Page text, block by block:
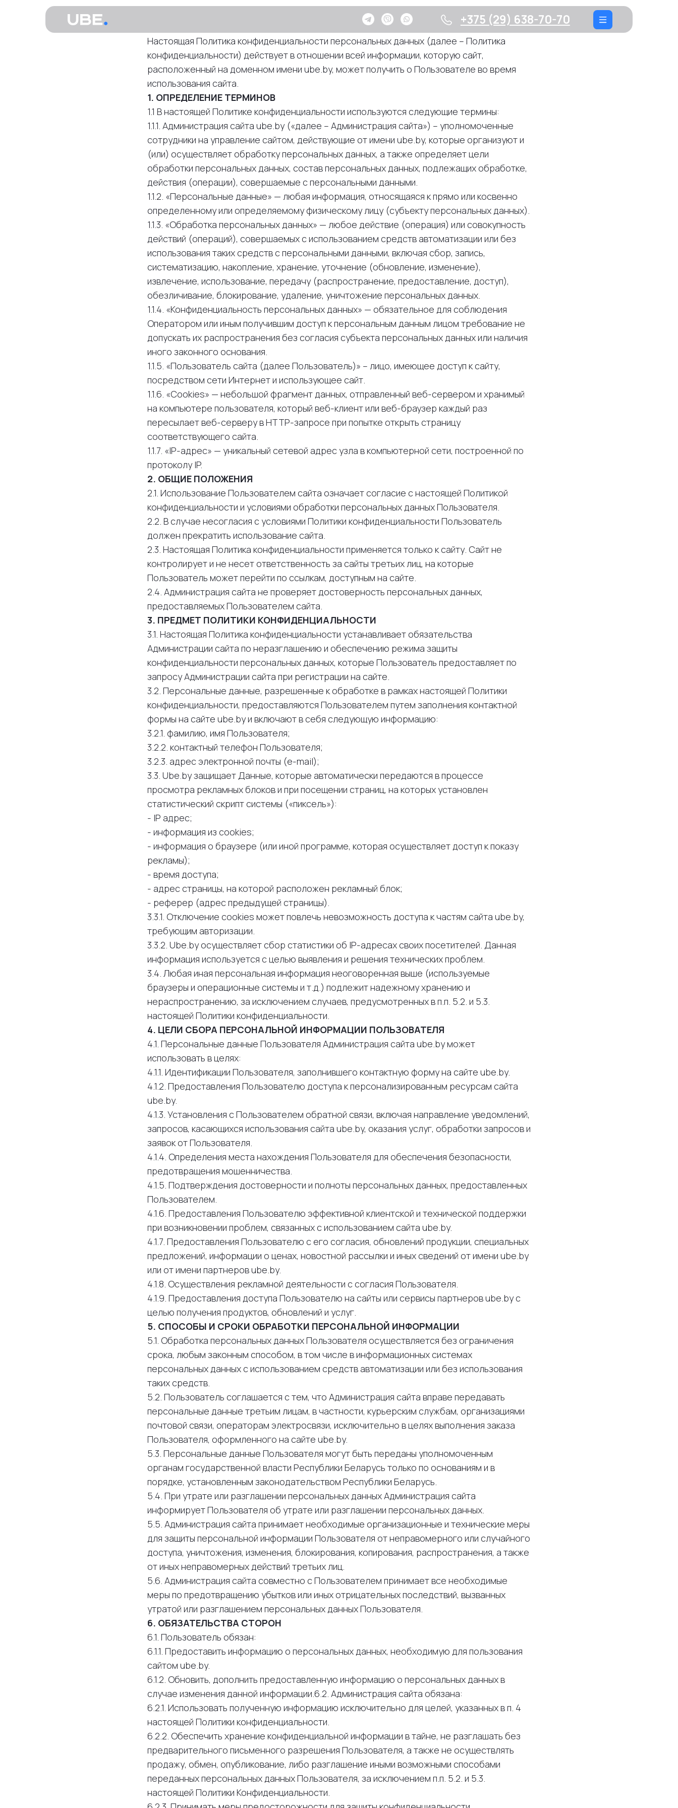
+375 (29) 638-70-70
Настоящая Политика конфиденциальности персональных данных (далее – Политика
конфиденциальности) действует в отношении всей информации, которую сайт,
расположенный на доменном имени ube.by, может получить о Пользователе во время
использования сайта.
1. ОПРЕДЕЛЕНИЕ ТЕРМИНОВ
1.1 В настоящей Политике конфиденциальности используются следующие термины:
1.1.1. Администрация сайта ube.by («далее – Администрация сайта») – уполномоченные
сотрудники на управление сайтом, действующие от имени ube.by, которые организуют и
(или) осуществляет обработку персональных данных, а также определяет цели
обработки персональных данных, состав персональных данных, подлежащих обработке,
действия (операции), совершаемые с персональными данными.
1.1.2. «Персональные данные» — любая информация, относящаяся к прямо или косвенно
определенному или определяемому физическому лицу (субъекту персональных данных).
1.1.3. «Обработка персональных данных» — любое действие (операция) или совокупность
действий (операций), совершаемых с использованием средств автоматизации или без
использования таких средств с персональными данными, включая сбор, запись,
систематизацию, накопление, хранение, уточнение (обновление, изменение),
извлечение, использование, передачу (распространение, предоставление, доступ),
обезличивание, блокирование, удаление, уничтожение персональных данных.
1.1.4. «Конфиденциальность персональных данных» — обязательное для соблюдения
Оператором или иным получившим доступ к персональным данным лицом требование не
допускать их распространения без согласия субъекта персональных данных или наличия
иного законного основания.
1.1.5. «Пользователь сайта (далее Пользователь)» – лицо, имеющее доступ к сайту,
посредством сети Интернет и использующее сайт.
1.1.6. «Cookies» — небольшой фрагмент данных, отправленный веб-сервером и хранимый
на компьютере пользователя, который веб-клиент или веб-браузер каждый раз
пересылает веб-серверу в HTTP-запросе при попытке открыть страницу
соответствующего сайта.
1.1.7. «IP-адрес» — уникальный сетевой адрес узла в компьютерной сети, построенной по
протоколу IP.
2. ОБЩИЕ ПОЛОЖЕНИЯ
2.1. Использование Пользователем сайта означает согласие с настоящей Политикой
конфиденциальности и условиями обработки персональных данных Пользователя.
2.2. В случае несогласия с условиями Политики конфиденциальности Пользователь
должен прекратить использование сайта.
2.3. Настоящая Политика конфиденциальности применяется только к сайту. Сайт не
контролирует и не несет ответственность за сайты третьих лиц, на которые
Пользователь может перейти по ссылкам, доступным на сайте.
2.4. Администрация сайта не проверяет достоверность персональных данных,
предоставляемых Пользователем сайта.
3. ПРЕДМЕТ ПОЛИТИКИ КОНФИДЕНЦИАЛЬНОСТИ
3.1. Настоящая Политика конфиденциальности устанавливает обязательства
Администрации сайта по неразглашению и обеспечению режима защиты
конфиденциальности персональных данных, которые Пользователь предоставляет по
запросу Администрации сайта при регистрации на сайте.
3.2. Персональные данные, разрешенные к обработке в рамках настоящей Политики
конфиденциальности, предоставляются Пользователем путем заполнения контактной
формы на сайте ube.by и включают в себя следующую информацию:
3.2.1. фамилию, имя Пользователя;
3.2.2. контактный телефон Пользователя;
3.2.3. адрес электронной почты (e-mail);
3.3. Ube.by защищает Данные, которые автоматически передаются в процессе
просмотра рекламных блоков и при посещении страниц, на которых установлен
статистический скрипт системы («пиксель»):
- IP адрес;
- информация из cookies;
- информация о браузере (или иной программе, которая осуществляет доступ к показу
рекламы);
- время доступа;
- адрес страницы, на которой расположен рекламный блок;
- реферер (адрес предыдущей страницы).
3.3.1. Отключение cookies может повлечь невозможность доступа к частям сайта ube.by,
требующим авторизации.
3.3.2. Ube.by осуществляет сбор статистики об IP-адресах своих посетителей. Данная
информация используется с целью выявления и решения технических проблем.
3.4. Любая иная персональная информация неоговоренная выше (используемые
браузеры и операционные системы и т.д.) подлежит надежному хранению и
нераспространению, за исключением случаев, предусмотренных в п.п. 5.2. и 5.3.
настоящей Политики конфиденциальности.
4. ЦЕЛИ СБОРА ПЕРСОНАЛЬНОЙ ИНФОРМАЦИИ ПОЛЬЗОВАТЕЛЯ
4.1. Персональные данные Пользователя Администрация сайта ube.by может
использовать в целях:
4.1.1. Идентификации Пользователя, заполнившего контактную форму на сайте ube.by.
4.1.2. Предоставления Пользователю доступа к персонализированным ресурсам сайта
ube.by.
4.1.3. Установления с Пользователем обратной связи, включая направление уведомлений,
запросов, касающихся использования сайта ube.by, оказания услуг, обработки запросов и
заявок от Пользователя.
4.1.4. Определения места нахождения Пользователя для обеспечения безопасности,
предотвращения мошенничества.
4.1.5. Подтверждения достоверности и полноты персональных данных, предоставленных
Пользователем.
4.1.6. Предоставления Пользователю эффективной клиентской и технической поддержки
при возникновении проблем, связанных с использованием сайта ube.by.
4.1.7. Предоставления Пользователю с его согласия, обновлений продукции, специальных
предложений, информации о ценах, новостной рассылки и иных сведений от имени ube.by
или от имени партнеров ube.by.
4.1.8. Осуществления рекламной деятельности с согласия Пользователя.
4.1.9. Предоставления доступа Пользователю на сайты или сервисы партнеров ube.by с
целью получения продуктов, обновлений и услуг.
5. СПОСОБЫ И СРОКИ ОБРАБОТКИ ПЕРСОНАЛЬНОЙ ИНФОРМАЦИИ
5.1. Обработка персональных данных Пользователя осуществляется без ограничения
срока, любым законным способом, в том числе в информационных системах
персональных данных с использованием средств автоматизации или без использования
таких средств.
5.2. Пользователь соглашается с тем, что Администрация сайта вправе передавать
персональные данные третьим лицам, в частности, курьерским службам, организациями
почтовой связи, операторам электросвязи, исключительно в целях выполнения заказа
Пользователя, оформленного на сайте ube.by.
5.3. Персональные данные Пользователя могут быть переданы уполномоченным
органам государственной власти Республики Беларусь только по основаниям и в
порядке, установленным законодательством Республики Беларусь.
5.4. При утрате или разглашении персональных данных Администрация сайта
информирует Пользователя об утрате или разглашении персональных данных.
5.5. Администрация сайта принимает необходимые организационные и технические меры
для защиты персональной информации Пользователя от неправомерного или случайного
доступа, уничтожения, изменения, блокирования, копирования, распространения, а также
от иных неправомерных действий третьих лиц.
5.6. Администрация сайта совместно с Пользователем принимает все необходимые
меры по предотвращению убытков или иных отрицательных последствий, вызванных
утратой или разглашением персональных данных Пользователя.
6. ОБЯЗАТЕЛЬСТВА СТОРОН
6.1. Пользователь обязан:
6.1.1. Предоставить информацию о персональных данных, необходимую для пользования
сайтом ube.by.
6.1.2. Обновить, дополнить предоставленную информацию о персональных данных в
случае изменения данной информации.6.2. Администрация сайта обязана:
6.2.1. Использовать полученную информацию исключительно для целей, указанных в п. 4
настоящей Политики конфиденциальности.
6.2.2. Обеспечить хранение конфиденциальной информации в тайне, не разглашать без
предварительного письменного разрешения Пользователя, а также не осуществлять
продажу, обмен, опубликование, либо разглашение иными возможными способами
переданных персональных данных Пользователя, за исключением п.п. 5.2. и 5.3.
настоящей Политики Конфиденциальности.